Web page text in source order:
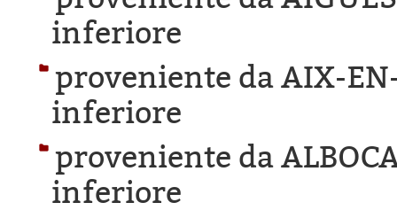
inferiore
proveniente da AIX-
inferiore
proveniente da
inferiore